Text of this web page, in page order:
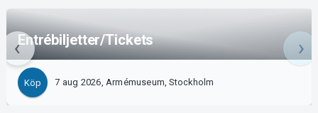
Entrébiljetter/Tickets
Köp 7 aug 2026, Armémuseum, Stockholm